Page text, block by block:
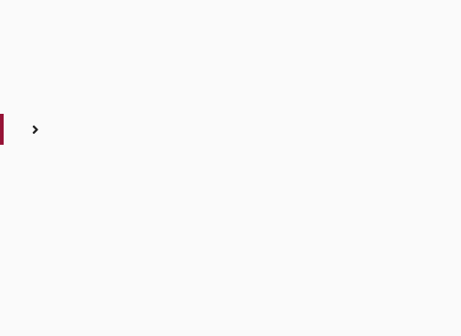
(current)